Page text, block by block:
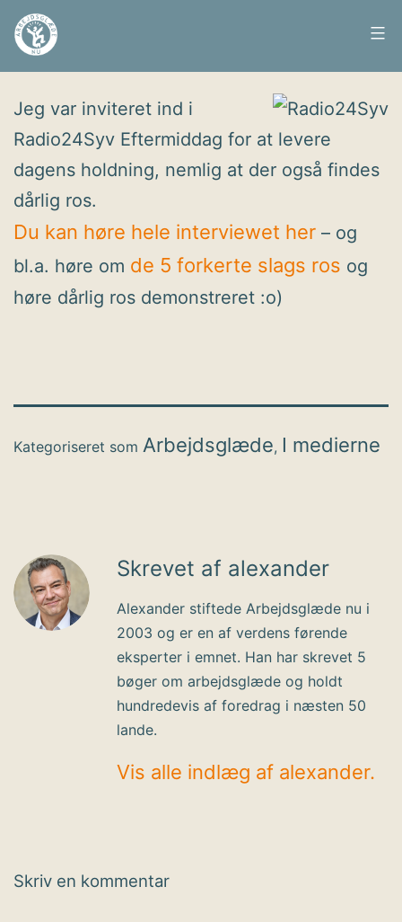
Fortsæt
Arbejdsglæde
Udgivet
Jeg var inviteret ind i
Radio24Syv Eftermiddag for at levere
dagens holdning, nemlig at der også findes
dårlig ros.
Du kan høre hele interviewet her – og
bl.a. høre om de 5 forkerte slags ros og
høre dårlig ros demonstreret :o)
Kategoriseret som Arbejdsglæde, I medierne
Skrevet af alexander
Alexander stiftede Arbejdsglæde nu i
2003 og er en af verdens førende
eksperter i emnet. Han har skrevet 5
bøger om arbejdsglæde og holdt
hundredevis af foredrag i næsten 50
lande.
Vis alle indlæg af alexander.
Skriv en kommentar